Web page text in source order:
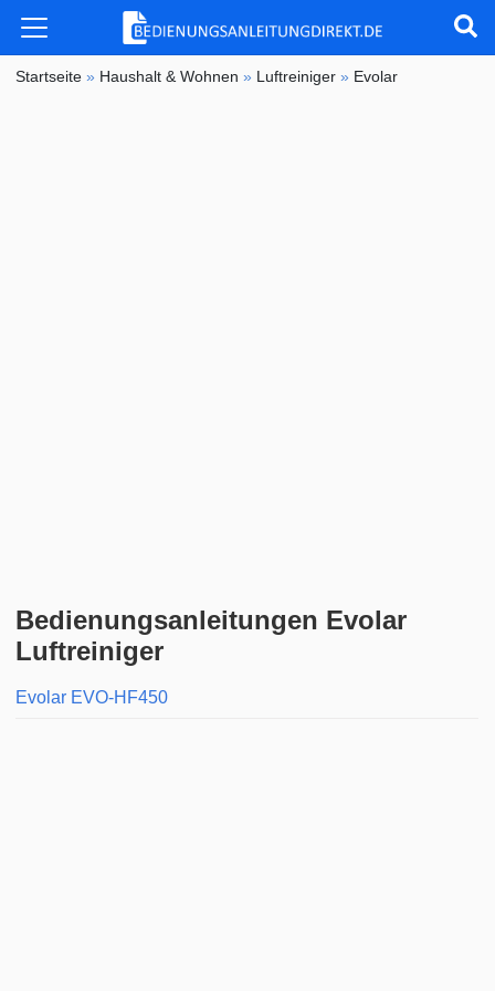
Startseite » Haushalt & Wohnen » Luftreiniger » Evolar
Bedienungsanleitungen Evolar
Luftreiniger
Evolar EVO-HF450